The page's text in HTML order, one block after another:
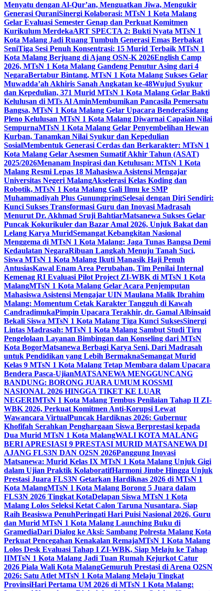
Menyatu dengan Al-Qur’an, Menguatkan Jiwa, Mengukir
Generasi QuraniSinergi Kolaborasi: MTsN 1 Kota Malang
Gelar Evaluasi Semester Genap dan Perkuat Komitmen
Kurikulum MerdekaART SPECTA 2: Bukti Nyata MTsN 1
Kota Malang Jadi Ruang Tumbuh Generasi Emas Berbakat
SeniTiga Sesi Penuh Konsentrasi: 15 Murid Terbaik MTsN 1
Kota Malang Berjuang di Ajang OSN-K 2026English Camp
2026, MTsN 1 Kota Malang Gandeng Penutur Asing dari 4
NegaraBertabur Bintang, MTsN 1 Kota Malang Sukses Gelar
Muwadda’ah Akhiris Sanah Angkatan ke-48Wujud Syukur
dan Kepedulian, 371 Murid MTsN 1 Kota Malang Gelar Bakti
Kelulusan di MTs Al AminMembumikan Pancasila Pemersatu
Bangsa, MTsN 1 Kota Malang Gelar Upacara BenderaSidang
Pleno Kelulusan MTsN 1 Kota Malang Diwarnai Capaian Nilai
SempurnaMTsN 1 Kota Malang Gelar Penyembelihan Hewan
Kurban, Tanamkan Nilai Syukur dan Kepedulian
SosialMembentuk Generasi Cerdas dan Berkarakter: MTsN 1
Kota Malang Gelar Asesmen Sumatif Akhir Tahun (ASAT)
2025/2026Menanam Inspirasi dan Ketulusan: MTsN 1 Kota
Malang Resmi Lepas 18 Mahasiswa Asistensi Mengajar
Universitas Negeri MalangAkselerasi Kelas Koding dan
Robotik, MTsN 1 Kota Malang Gali Ilmu ke SMP
Muhammadiyah Plus GunungpringSelesai dengan Diri Sendiri:
Kunci Sukses Transformasi Guru dan Inovasi Madrasah
Menurut Dr. Akhmad Sruji BahtiarMatsanewa Sukses Gelar
Puncak Kokurikuler dan Bazar Amal 2026, Unjuk Bakat dan
Lelang Karya MuridSemangat Kebangkitan Nasional
Menggema di MTsN 1 Kota Malang: Jaga Tunas Bangsa Demi
Kedaulatan NegaraRibuan Langkah Menuju Tanah Suci,
Siswa MTsN 1 Kota Malang Ikuti Manasik Haji Penuh
AntusiasKawal Enam Area Perubahan, Tim Penilai Internal
Kemenag RI Evaluasi Pilot Project ZI-WBK di MTsN 1 Kota
MalangMTsN 1 Kota Malang Gelar Acara Penjemputan
Mahasiswa Asistensi Mengajar UIN Maulana Malik Ibrahim
Malang: Momentum Cetak Karakter Tangguh di Kawah
CandradimukaPimpin Upacara Terakhir, dr. Gamal Albinsaid
Bekali Siswa MTsN 1 Kota Malang Tiga Kunci SuksesSinergi
Lintas Madrasah: MTsN 1 Kota Malang Sambut Studi Tiru
Pengelolaan Layanan Bimbingan dan Konseling dari MTsN
Kota BogorMatsanewa Berbagi Karya Seni, Dari Madrasah
untuk Pendidikan yang Lebih BermaknaSemangat Murid
Kelas 9 MTsN 1 Kota Malang Tetap Membara dalam Upacara
Bendera Pasca-UjianMATSANEWA MENGGUNCANG
BANDUNG: BORONG JUARA UMUM KOSSMI
NASIONAL 2026 HINGGA TIKET KE LUAR
NEGERIMTsN 1 Kota Malang Tembus Penilaian Tahap II ZI-
WBK 2026, Perkuat Komitmen Anti-Korupsi Lewat
Wawancara VirtualPuncak Hardiknas 2026: Gubernur
Khofifah Serahkan Penghargaan Siswa Berprestasi kepada
Dua Murid MTsN 1 Kota MalangWALI KOTA MALANG
BERI APRESIASI 9 PRESTASI MURID MATSANEWA DI
AJANG FLS3N DAN O2SN 2026Panggung Inovasi
Matsanewa: Murid Kelas IX MTsN 1 Kota Malang Unjuk Gigi
dalam Ujian Praktik KolaboratifHarmoni Jimbe Hingga Unjuk
Prestasi Juara FLS3N Getarkan Hardiknas 2026 di MTsN 1
Kota MalangMTsN 1 Kota Malang Borong 5 Juara dalam
FLS3N 2026 Tingkat KotaDelapan Siswa MTsN 1 Kota
Malang Lolos Seleksi Ketat Calon Taruna Nusantara, Siap
Raih Beasiswa PenuhPeringati Hari Puisi Nasional 2026, Guru
dan Murid MTsN 1 Kota Malang Launching Buku di
GramediaDari Dialog ke Aksi: Sambang Polresta Malang Kota
Perkuat Pencegahan Kenakalan RemajaMTsN 1 Kota Malang
Lolos Desk Evaluasi Tahap I ZI-WBK, Siap Melaju ke Tahap
IIMTsN 1 Kota Malang Jadi Tuan Rumah Kejurkot Catur
2026 Piala Wali Kota MalangGemuruh Prestasi di Arena O2SN
2026: Satu Atlet MTsN 1 Kota Malang Melaju Tingkat
ProvinsiHari Pertama UM 2026 di MTsN 1 Kota Malang: